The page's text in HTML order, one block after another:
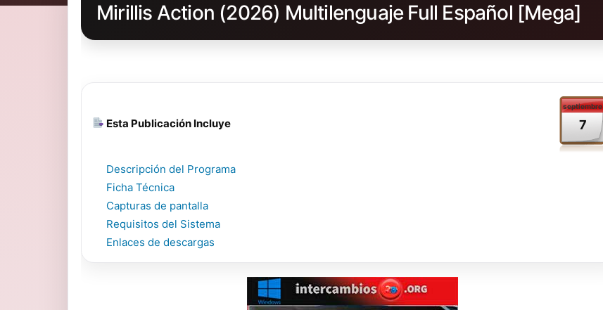
Mirillis Action (2026) Multilenguaje Full Español [Mega]
Esta Publicación Incluye
septiembre
7
Descripción del Programa
Ficha Técnica
Capturas de pantalla
Requisitos del Sistema
Enlaces de descargas